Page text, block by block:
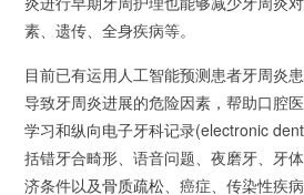
素、遗传、全身疾病等。
目前已有运用人工智能预测患者牙周炎
导致牙周炎进展的危险因素，帮助口腔
学习和纵向电子牙科记录(electronic
括错牙合畸形、语音问题、夜磨牙、牙
济条件以及骨质疏松、癌症、传染性疾